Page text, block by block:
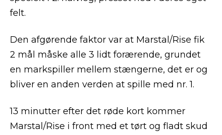
felt.
Den afgørende faktor var at Marstal/Rise fik
2 mål måske alle 3 lidt forærende, grundet
en markspiller mellem stængerne, det er og
bliver en anden verden at spille med nr. 1.
13 minutter efter det røde kort kommer
Marstal/Rise i front med et tørt og fladt skud